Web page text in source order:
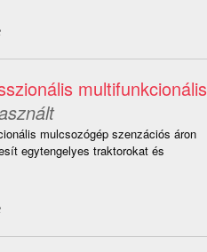
multifunkcionális
mulcsozógép szenzációs áron
egytengelyes traktorokat és